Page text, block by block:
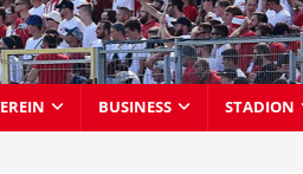
BUSINESS STADION